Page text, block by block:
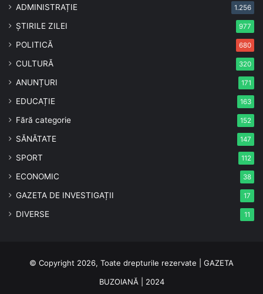
ADMINISTRAȚIE 1.256
ȘTIRILE ZILEI 977
POLITICĂ 680
CULTURĂ 320
ANUNȚURI 171
EDUCAȚIE 163
Fără categorie 152
SĂNĂTATE 147
SPORT 112
ECONOMIC 38
GAZETA DE INVESTIGAȚII 17
DIVERSE 11
© Copyright 2026, Toate drepturile rezervate | GAZETA
BUZOIANĂ | 2024